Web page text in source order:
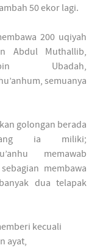
50 ekor lagi.
200 uqiyah
Abdul Muthallib,
Ubadah,
semuanya
golongan berada
ia miliki;
memawab
membawa
dua telapak
kecuali
ayat,